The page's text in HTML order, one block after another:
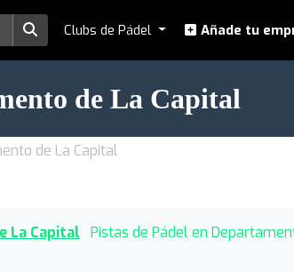
Clubs de Pádel Añade tu
de La Capital
de La Capital
La Capital Pistas de Pádel en